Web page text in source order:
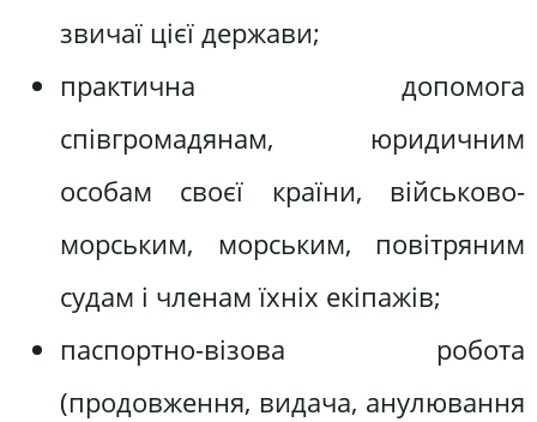
звичаї цієї держави;
практична допомога
співгромадянам, юридичним
особам своєї країни, військово-
морським, морським, повітряним
судам і членам їхніх екіпажів;
паспортно-візова робота
(продовження, видача, анулювання